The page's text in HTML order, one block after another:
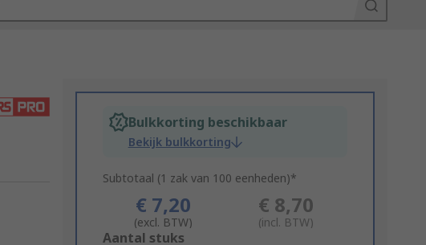
Bulkkorting beschikbaar
Bekijk bulkkorting
Subtotaal (1 zak van 100 eenheden)*
€ 7,20
(excl. BTW)
€ 8,70
(incl. BTW)
Add
Aantal stuks